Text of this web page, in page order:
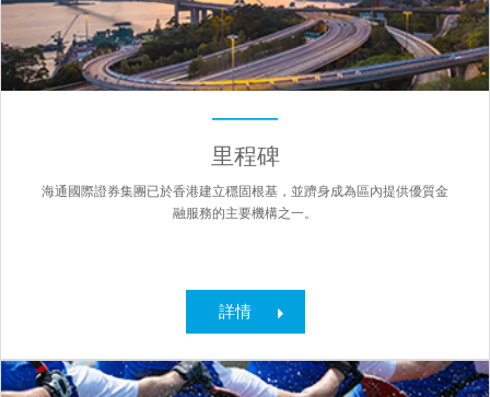
里程碑
海通國際證券集團已於香港建立穩固根基，並躋身成為區內提供優質金
融服務的主要機構之一。
詳情